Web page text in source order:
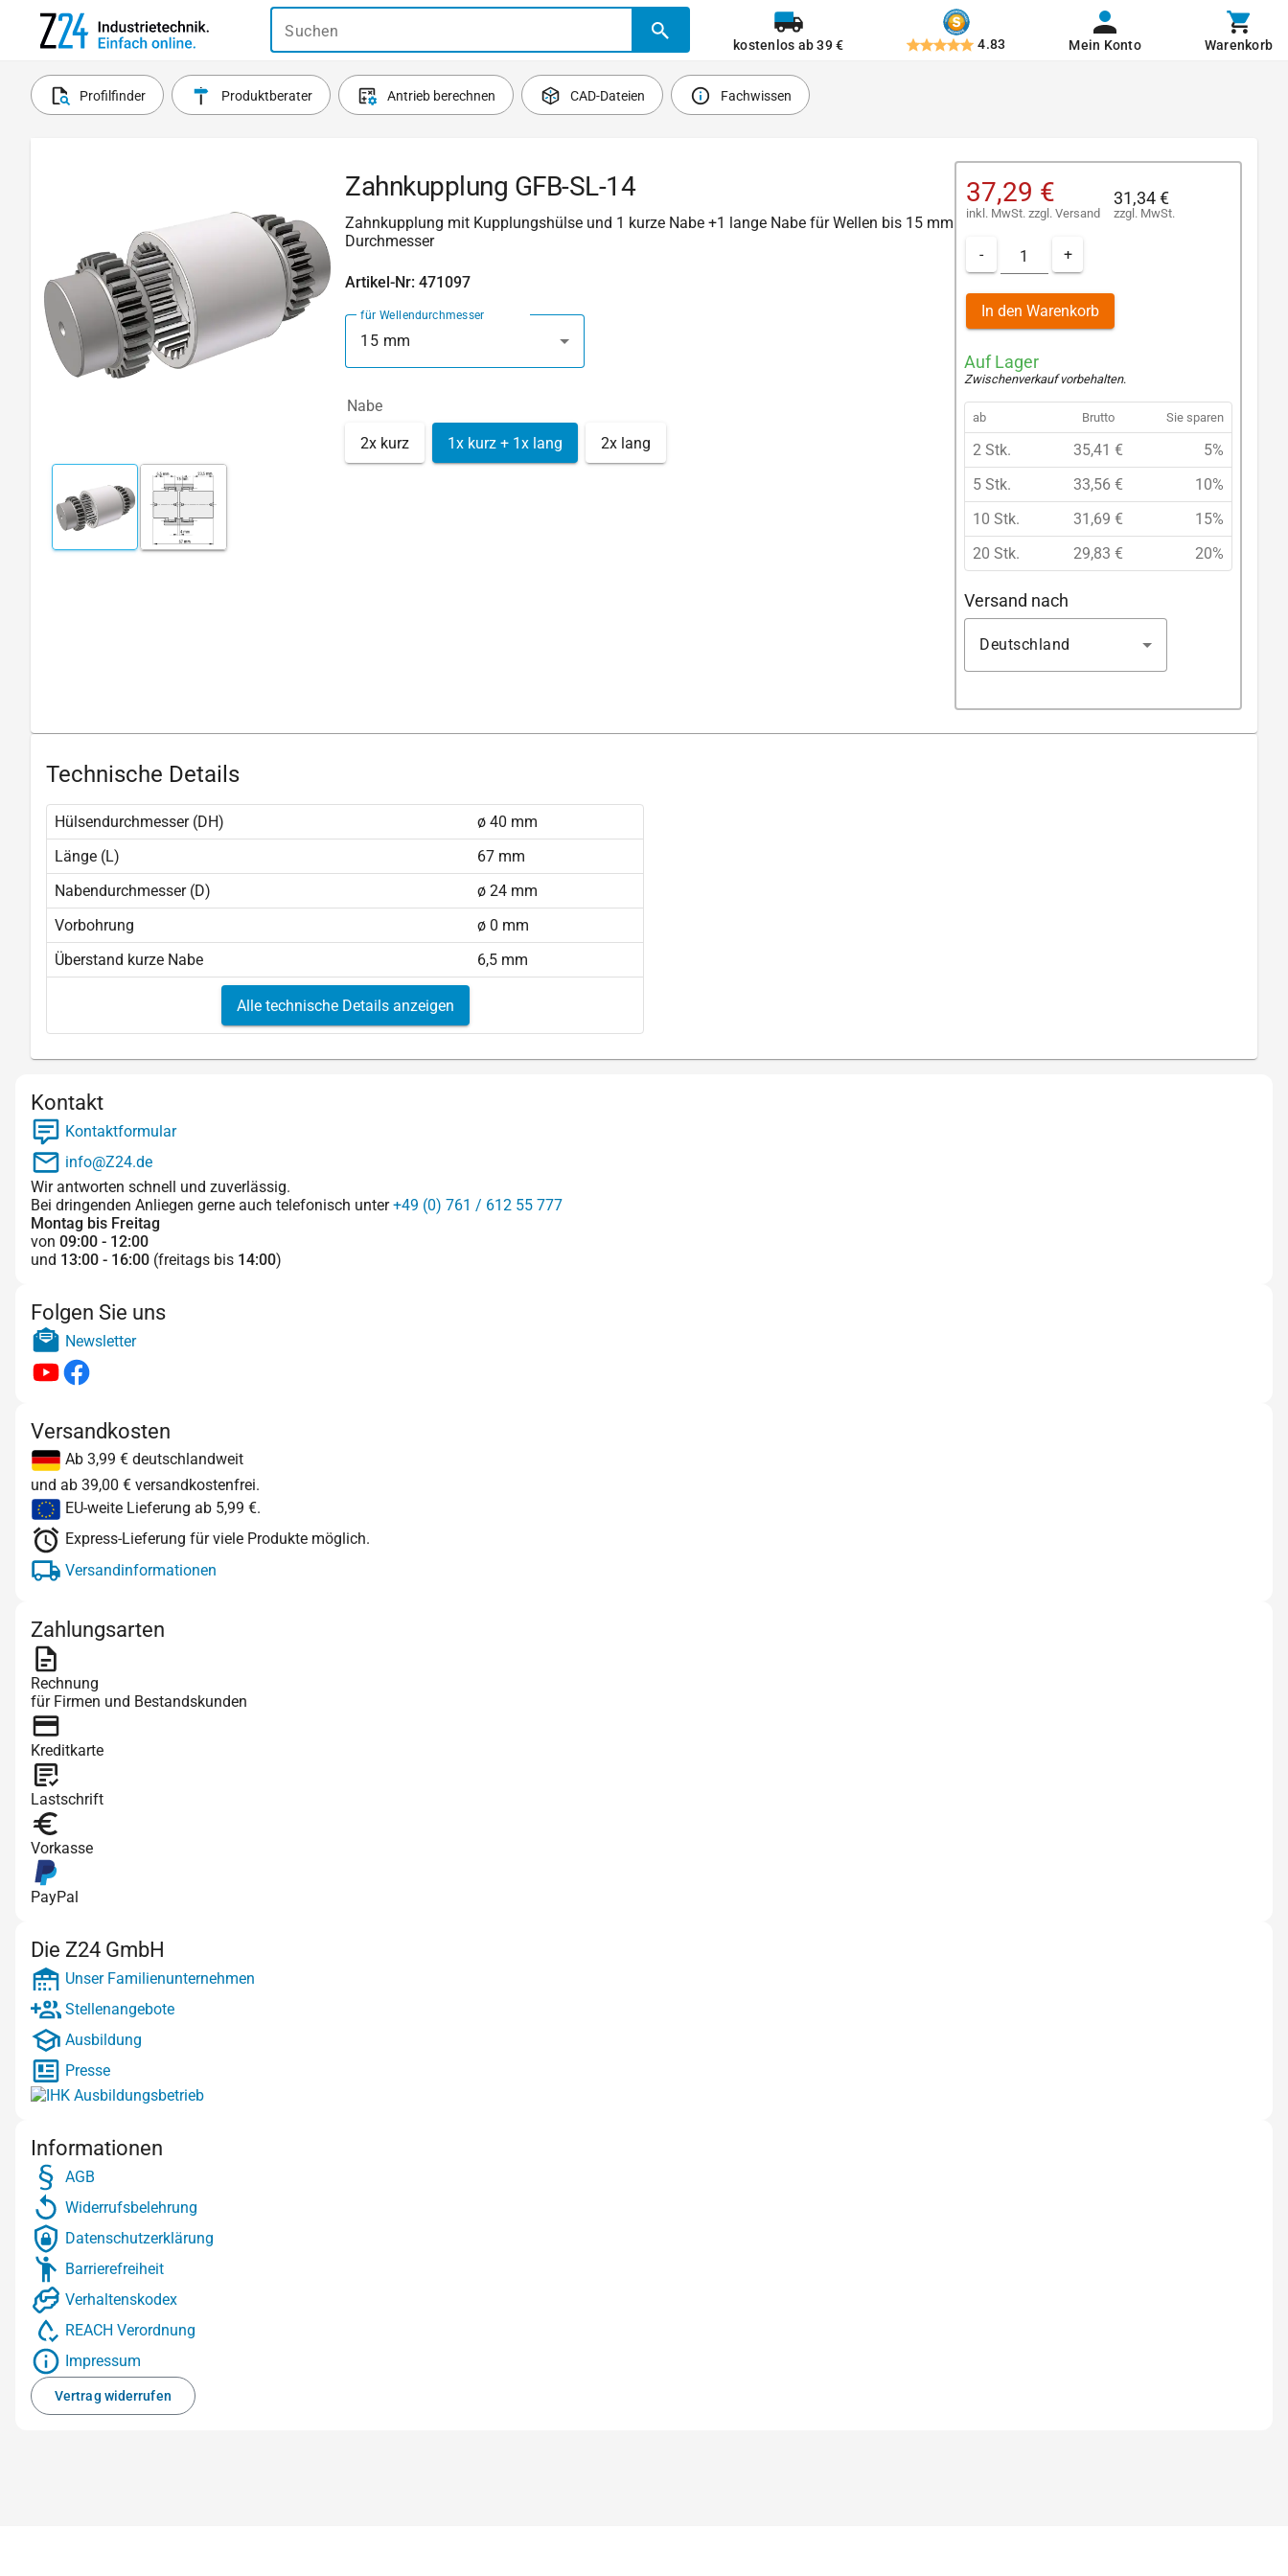
Suchen
kostenlos ab 39 € 4.83 Mein Konto Warenkorb
Profilfinder Produktberater Antrieb berechnen CAD-Dateien Fachwissen
Zahnkupplung GFB-SL-14
Zahnkupplung mit Kupplungshülse und 1 kurze Nabe +1 lange Nabe für Wellen bis 15 mm
Durchmesser
Artikel-Nr: 471097
für Wellendurchmesser
15 mm
Nabe
2x kurz 1x kurz + 1x lang 2x lang
37,29 €
inkl. MwSt. zzgl. Versand
31,34 €
zzgl. MwSt.
- +
In den Warenkorb
Auf Lager
Zwischenverkauf vorbehalten.
ab Brutto Sie sparen
2 Stk. 35,41 €
5%
5 Stk.
33,56 €
10%
10 Stk.
31,69 €
15%
20 Stk.
29,83 € 20%
Versand nach
Deutschland
Technische Details
Hülsendurchmesser (DH)
ø 40 mm
Länge (L)
67 mm
Nabendurchmesser (D)
ø 24 mm
Vorbohrung
ø 0 mm
Überstand kurze Nabe
6,5 mm
Alle technische Details anzeigen
Kontakt
Kontaktformular
info@Z24.de
Wir antworten schnell und zuverlässig.
Bei dringenden Anliegen gerne auch telefonisch unter+49 (0) 761 / 612 55 777
Montag bis Freitag
von 09:00 - 12:00
und 13:00 - 16:00 (freitags bis 14:00)
Folgen Sie uns
Newsletter
Versandkosten
Ab 3,99 € deutschlandweit
und ab 39,00 € versandkostenfrei.
EU-weite Lieferung ab 5,99 €.
Express-Lieferung für viele Produkte möglich.
Versandinformationen
Zahlungsarten
Rechnung
für Firmen und Bestandskunden
Kreditkarte
Lastschrift
Vorkasse
PayPal
Die Z24 GmbH
Unser Familienunternehmen
Stellenangebote
Ausbildung
Presse
Informationen
AGB
Widerrufsbelehrung
Datenschutzerklärung
Barrierefreiheit
Verhaltenskodex
REACH Verordnung
Impressum
Vertrag widerrufen